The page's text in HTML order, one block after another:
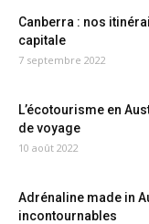
Canberra : nos
capitale
7 septembre 2022
L’écotourisme en
de voyage
10 août 2022
Adrénaline made in
incontournables